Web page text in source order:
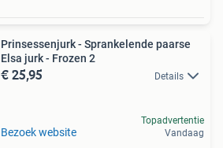
Prinsessenjurk - Sprankelende paarse
Elsa jurk - Frozen 2
€ 25,95 Details
Bezoek website
Topadvertentie
Vandaag